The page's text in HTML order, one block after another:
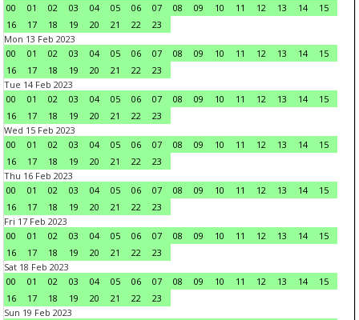
00
01 02 03 04 05 06 07 08 09 10 11 12 13 14
15
16
17 18 19 20 21 22
23
Mon 13 Feb 2023
00
01 02 03 04 05 06 07 08 09 10 11 12 13 14
15
16
17 18 19 20 21 22
23
Tue 14 Feb 2023
00
01 02 03 04 05 06 07 08 09 10 11 12 13 14
15
16
17 18 19 20 21 22
23
Wed 15 Feb 2023
00
01 02 03 04 05 06 07 08 09 10 11 12 13 14
15
16
17 18 19 20 21 22
23
Thu 16 Feb 2023
00
01 02 03 04 05 06 07 08 09 10 11 12 13 14
15
16
17 18 19 20 21 22
23
Fri 17 Feb 2023
00
01 02 03 04 05 06 07 08 09 10 11 12 13 14
15
16
17 18 19 20 21 22
23
Sat 18 Feb 2023
00
01 02 03 04 05 06 07 08 09 10 11 12 13 14
15
16
17 18 19 20 21 22
23
Sun 19 Feb 2023